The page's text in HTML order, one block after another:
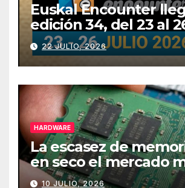
Euskal Encounter
edición 34, del 23 al
julio
22 JULIO, 2026
HARDWARE
La escasez de
en seco el mercado
de PCs
10 JULIO, 2026